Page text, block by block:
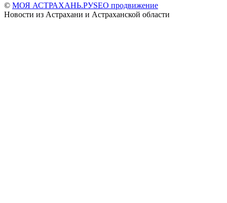
© МОЯ АСТРАХАНЬ.РУSEO продвижение
Новости из Астрахани и Астраханской области